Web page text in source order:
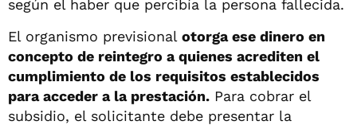
según el haber que percibía la persona fallecida.
El organismo previsional otorga ese dinero en
concepto de reintegro a quienes acrediten el
cumplimiento de los requisitos establecidos
para acceder a la prestación. Para cobrar el
subsidio, el solicitante debe presentar la